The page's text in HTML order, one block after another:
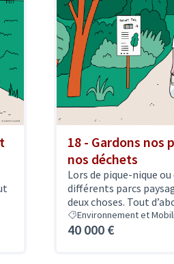
18 - Gardons nos
nos déchets
Lors de pique-nique ou
différents parcs
deux choses. Tout
Environnement et
40 000 €